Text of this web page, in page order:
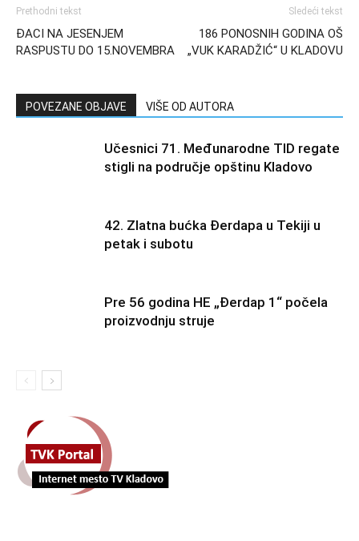
Prethodni tekst
ĐACI NA JESENJEM
RASPUSTU DO 15.NOVEMBRA
Sledeći tekst
186 PONOSNIH GODINA OŠ
„VUK KARADŽIĆ“ U KLADOVU
POVEZANE OBJAVE VIŠE OD AUTORA
Učesnici 71. Međunarodne TID regate
stigli na područje opštinu Kladovo
42. Zlatna bućka Đerdapa u Tekiji u
petak i subotu
Pre 56 godina HE „Đerdap 1“ počela
proizvodnju struje